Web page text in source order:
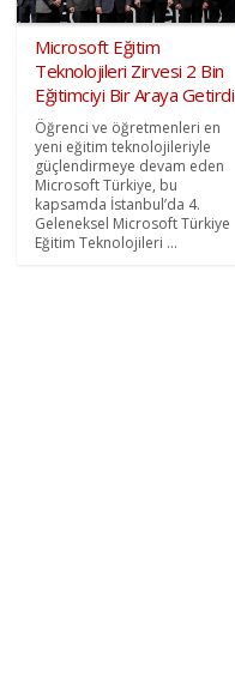
Microsoft Eğitim
Teknolojileri Zirvesi 2 Bin
Eğitimciyi Bir Araya Getirdi
Öğrenci ve öğretmenleri en
yeni eğitim teknolojileriyle
güçlendirmeye devam eden
Microsoft Türkiye, bu
kapsamda İstanbul’da 4.
Geleneksel Microsoft Türkiye
Eğitim Teknolojileri ...